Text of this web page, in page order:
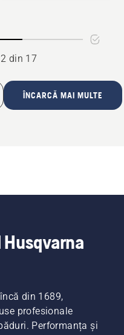
din 17
ÎNCARCĂ MAI MULTE
din 1689,
profesionale
Performanța și